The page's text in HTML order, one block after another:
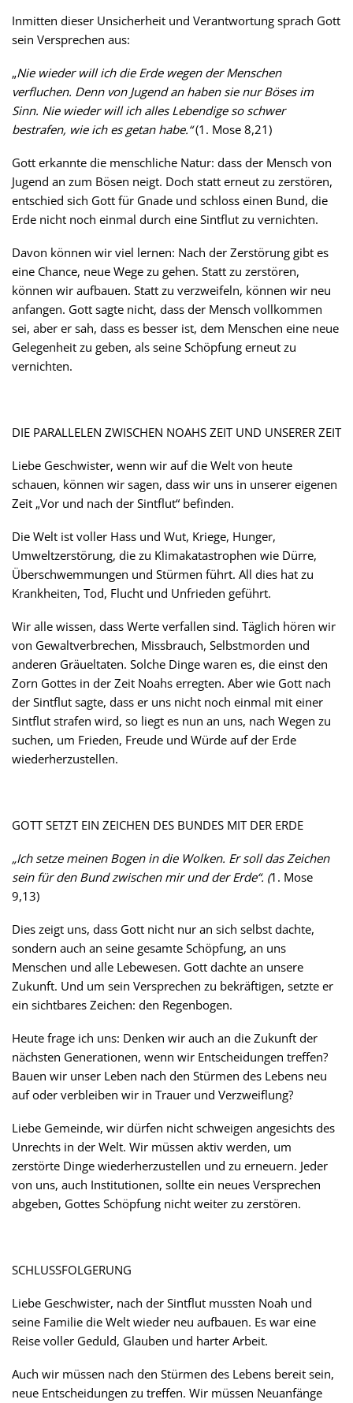
Inmitten dieser Unsicherheit und Verantwortung sprach Gott
sein Versprechen aus:
„Nie wieder will ich die Erde wegen der Menschen
verfluchen. Denn von Jugend an haben sie nur Böses im
Sinn. Nie wieder will ich alles Lebendige so schwer
bestrafen, wie ich es getan habe.“(1. Mose 8,21)
Gott erkannte die menschliche Natur: dass der Mensch von
Jugend an zum Bösen neigt. Doch statt erneut zu zerstören,
entschied sich Gott für Gnade und schloss einen Bund, die
Erde nicht noch einmal durch eine Sintflut zu vernichten.
Davon können wir viel lernen: Nach der Zerstörung gibt es
eine Chance, neue Wege zu gehen. Statt zu zerstören,
können wir aufbauen. Statt zu verzweifeln, können wir neu
anfangen. Gott sagte nicht, dass der Mensch vollkommen
sei, aber er sah, dass es besser ist, dem Menschen eine neue
Gelegenheit zu geben, als seine Schöpfung erneut zu
vernichten.
DIE PARALLELEN ZWISCHEN NOAHS ZEIT UND UNSERER ZEIT
Liebe Geschwister, wenn wir auf die Welt von heute
schauen, können wir sagen, dass wir uns in unserer eigenen
Zeit „Vor und nach der Sintflut“ befinden.
Die Welt ist voller Hass und Wut, Kriege, Hunger,
Umweltzerstörung, die zu Klimakatastrophen wie Dürre,
Überschwemmungen und Stürmen führt. All dies hat zu
Krankheiten, Tod, Flucht und Unfrieden geführt.
Wir alle wissen, dass Werte verfallen sind. Täglich hören wir
von Gewaltverbrechen, Missbrauch, Selbstmorden und
anderen Gräueltaten. Solche Dinge waren es, die einst den
Zorn Gottes in der Zeit Noahs erregten. Aber wie Gott nach
der Sintflut sagte, dass er uns nicht noch einmal mit einer
Sintflut strafen wird, so liegt es nun an uns, nach Wegen zu
suchen, um Frieden, Freude und Würde auf der Erde
wiederherzustellen.
GOTT SETZT EIN ZEICHEN DES BUNDES MIT DER ERDE
„Ich setze meinen Bogen in die Wolken. Er soll das Zeichen
sein für den Bund zwischen mir und der Erde“. (1. Mose
9,13)
Dies zeigt uns, dass Gott nicht nur an sich selbst dachte,
sondern auch an seine gesamte Schöpfung, an uns
Menschen und alle Lebewesen. Gott dachte an unsere
Zukunft. Und um sein Versprechen zu bekräftigen, setzte er
ein sichtbares Zeichen: den Regenbogen.
Heute frage ich uns: Denken wir auch an die Zukunft der
nächsten Generationen, wenn wir Entscheidungen treffen?
Bauen wir unser Leben nach den Stürmen des Lebens neu
auf oder verbleiben wir in Trauer und Verzweiflung?
Liebe Gemeinde, wir dürfen nicht schweigen angesichts des
Unrechts in der Welt. Wir müssen aktiv werden, um
zerstörte Dinge wiederherzustellen und zu erneuern. Jeder
von uns, auch Institutionen, sollte ein neues Versprechen
abgeben, Gottes Schöpfung nicht weiter zu zerstören.
SCHLUSSFOLGERUNG
Liebe Geschwister, nach der Sintflut mussten Noah und
seine Familie die Welt wieder neu aufbauen. Es war eine
Reise voller Geduld, Glauben und harter Arbeit.
Auch wir müssen nach den Stürmen des Lebens bereit sein,
neue Entscheidungen zu treffen. Wir müssen Neuanfänge